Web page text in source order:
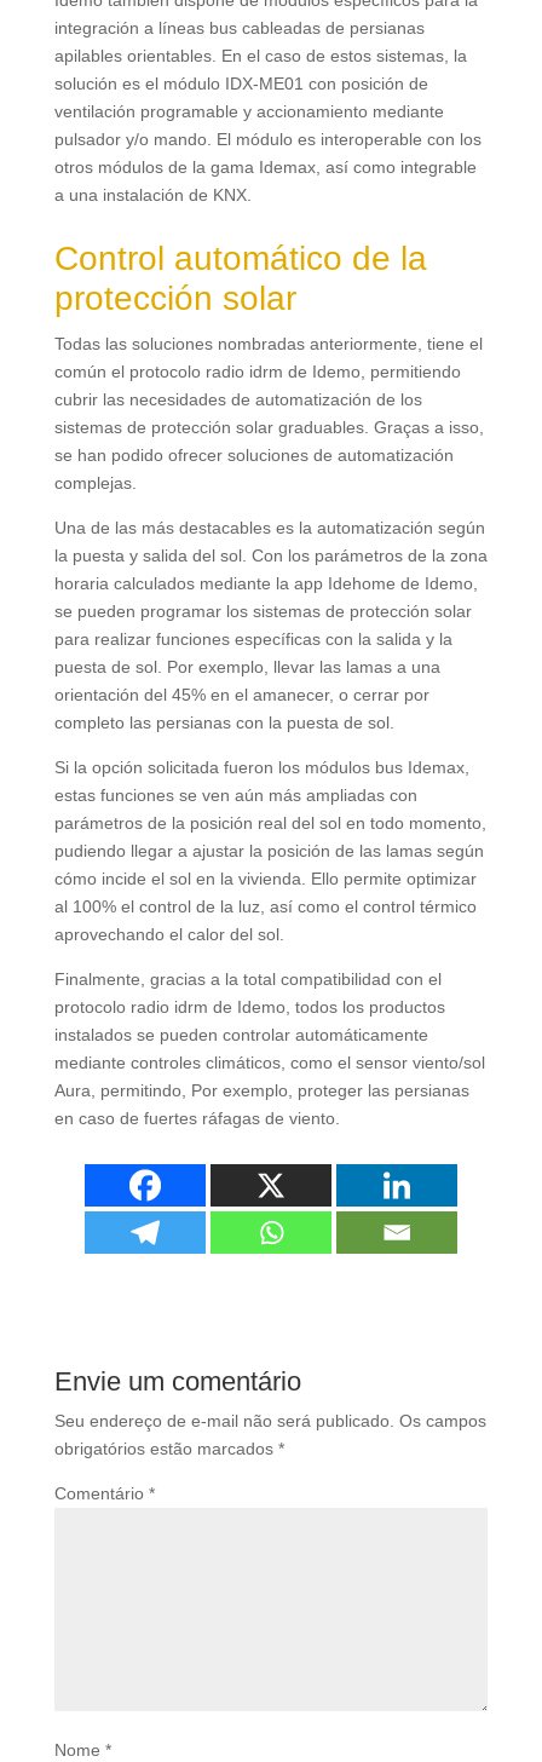
integración a líneas bus cableadas de persianas
apilables orientables. En el caso de estos sistemas, la
solución es el módulo IDX-ME01 con posición de
ventilación programable y accionamiento mediante
pulsador y/o mando. El módulo es interoperable con los
otros módulos de la gama Idemax, así como integrable
a una instalación de KNX.
Control automático de la
protección solar
Todas las soluciones nombradas anteriormente tiene el
común el protocolo radio idrm de Idemo, permitiendo
cubrir las necesidades de automatización de los
sistemas de protección solar graduables. Graças a isso,
se han podido ofrecer soluciones de automatización
complejas.
Una de las más destacables es la automatización según
la puesta y salida del sol. Con los parámetros de la zona
horaria calculados mediante la app Idehome de Idemo,
se pueden programar los sistemas de protección solar
para realizar funciones específicas con la salida y la
puesta de sol. Por exemplo, llevar las lamas a una
orientación del45% en el amanecer, o cerrar por
completo las persianas con la puesta de sol.
Si la opción solicitada fueron los módulos bus Idemax,
estas funciones se ven aún más ampliadas con
parámetros de la posición real del sol en todo momento,
pudiendo llegar a ajustar la posición de las lamas según
cómo incide el sol en la vivienda
Ello permite optimizar
al100% el control de la luz, así como el control térmico
aprovechando el calor del sol.
Finalmente, gracias a la total compatibilidad con el
protocolo radio idrm de Idemo, todos los productos
instalados se pueden controlar automáticamente
mediante controles climáticos, como el sensor viento/sol
Aura , permitindo, Por exemplo, proteger las persianas
en caso de fuertes ráfagas de viento.
Envie um comentário
Seu endereço de e-mail não será publicado. Os campos
obrigatórios estão marcados *
Comentário *
Nome *